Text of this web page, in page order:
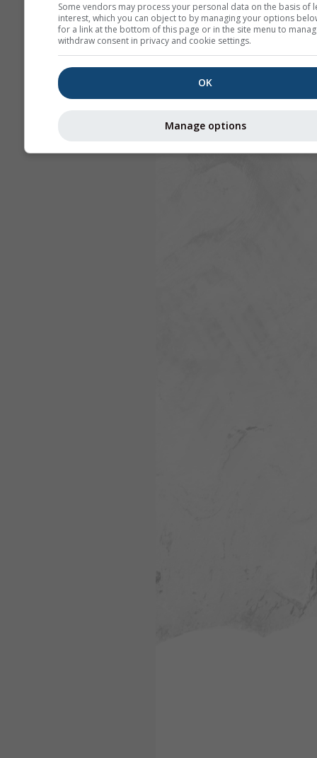
Some vendors may process your personal data on the basis of
interest, which you can object to by managing your options
for a link at the bottom of this page or in the site menu to
withdraw consent in privacy and cookie settings.
OK
Manage options